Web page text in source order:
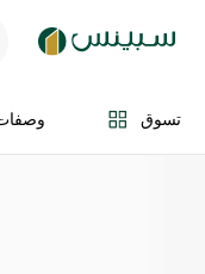
تسوق
اضف الى السلة